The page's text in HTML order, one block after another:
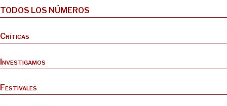
TODOS LOS NÚMEROS
Críticas
Investigamos
Festivales